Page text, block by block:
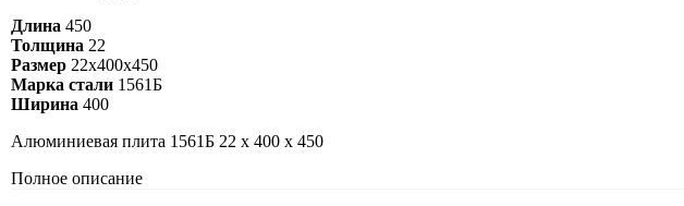
Длина 450
Толщина 22
Размер 22х400х450
Марка стали 1561Б
Ширина 400
Алюминиевая плита 1561Б 22 х 400 х 450
Полное описание